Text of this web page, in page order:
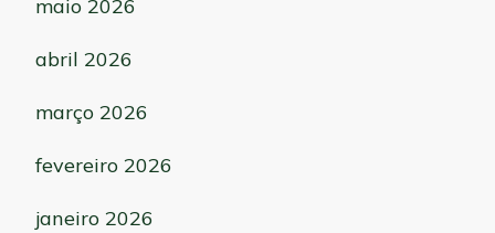
maio 2026
abril 2026
março 2026
fevereiro 2026
janeiro 2026